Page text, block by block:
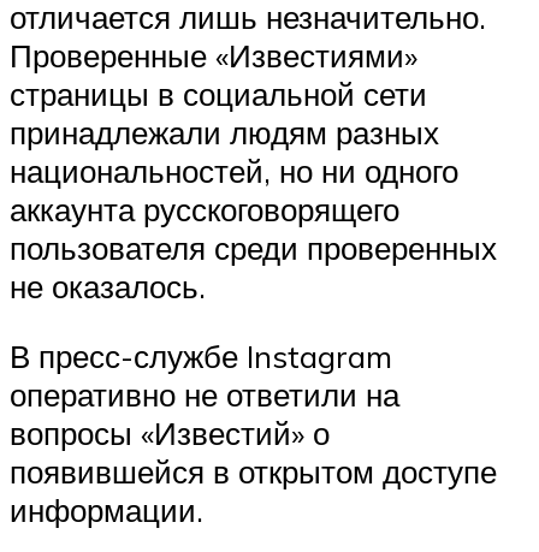
отличается лишь незначительно.
Проверенные «Известиями»
страницы в социальной сети
принадлежали людям разных
национальностей, но ни одного
аккаунта русскоговорящего
пользователя среди проверенных
не оказалось.
В пресс-службе Instagram
оперативно не ответили на
вопросы «Известий» о
появившейся в открытом доступе
информации.